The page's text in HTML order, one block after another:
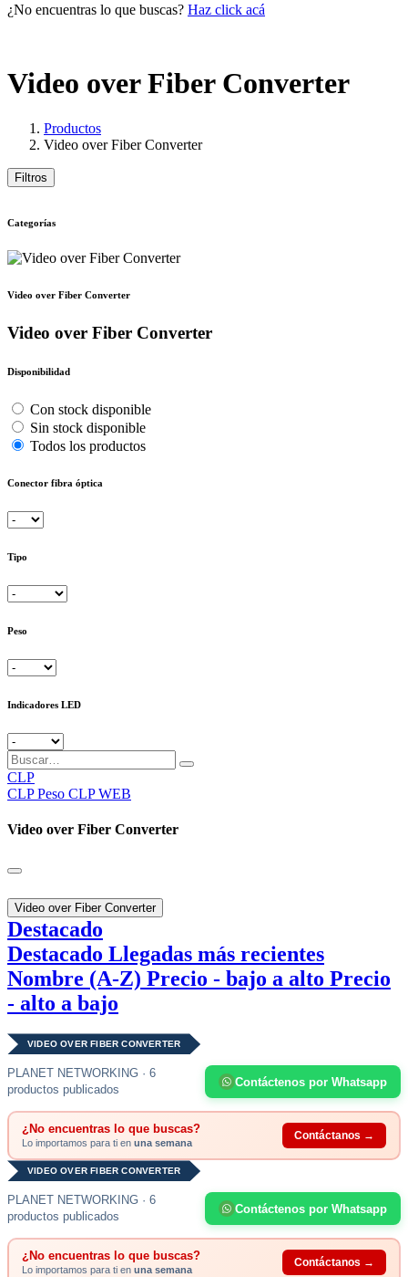
¿No encuentras lo que buscas? Haz click acá
Video over Fiber Converter
Productos
Video over Fiber Converter
Filtros
Categorías
Video over Fiber Converter
Video over Fiber Converter
Disponibilidad
Con stock disponible
Sin stock disponible
Todos los productos
Conector fibra óptica
Tipo
Peso
Indicadores LED
CLP
CLP Peso CLP WEB
Video over Fiber Converter
Video over Fiber Converter
Destacado
Destacado Llegadas más recientes
Nombre (A-Z) Precio - bajo a alto Precio
- alto a bajo
VIDEO OVER FIBER CONVERTER
PLANET NETWORKING · 6
productos publicados
Contáctenos por Whatsapp
¿No encuentras lo que buscas?
Lo importamos para ti en una semana
Contáctanos →
VIDEO OVER FIBER CONVERTER
PLANET NETWORKING · 6
productos publicados
Contáctenos por Whatsapp
¿No encuentras lo que buscas?
Lo importamos para ti en una semana
Contáctanos →